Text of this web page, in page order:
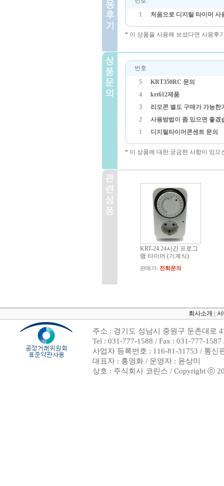
1
처음으로 디지탈 타이머 사
* 이 상품을 사용해 보셨다면 사용후
번호
5
KRT350RC 문의
4
krt612제품
3
리모콘 별도 구매가 가능한
2
사용방법이 좀 있으면 좋겠
1
디지털타이머콘센트 문의
* 이 상품에 대한 궁금한 사항이 있
KRT-24 24시간 프로그
램 타이머 (기계식)
판매가: 전화문의
회사소개
주소 : 경기도 성남시 중원구 둔촌대로
Tel : 031-777-1588 / Fax : 031-777-
사업자 등록번호 : 116-81-31753 / 통신
대표자 : 홍영화 / 운영자 : 윤상미
상호 : 주식회사 코린스 / Copyright ⓒ